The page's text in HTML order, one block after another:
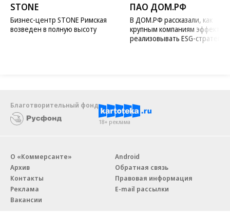
STONE
Бизнес-центр STONE Римская
возведен в полную высоту
ПАО ДОМ.РФ
В ДОМ.РФ рассказали, как
крупным компаниям
реализовывать ESG-стратегию
Благотворительный фонд
18+ реклама
О «Коммерсанте»
Архив
Контакты
Реклама
Вакансии
Android
Обратная связь
Правовая информация
E-mail рассылки